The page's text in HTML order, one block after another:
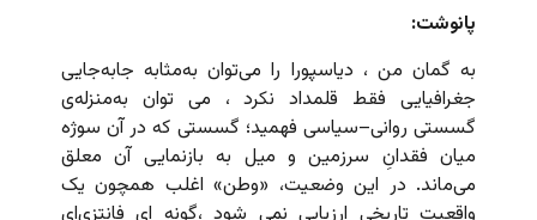
پانوشت:
به گمان من ، دیاسپورا را می‌توان به‌مثابه جابه‌جایی
جغرافیایی فقط قلمداد نکرد ، می توان به‌منزله‌ی
گسستی روانی–سیاسی فهمید؛ گسستی که در آن سوژه
میان فقدانِ سرزمین و میل به بازنمایی آن معلق
می‌ماند. در این وضعیت، «وطن» اغلب همچون یک